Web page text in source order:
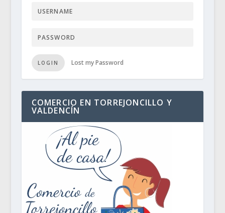
LOGIN Lost my Password
COMERCIO EN TORREJONCILLO Y
VALDENCÍN